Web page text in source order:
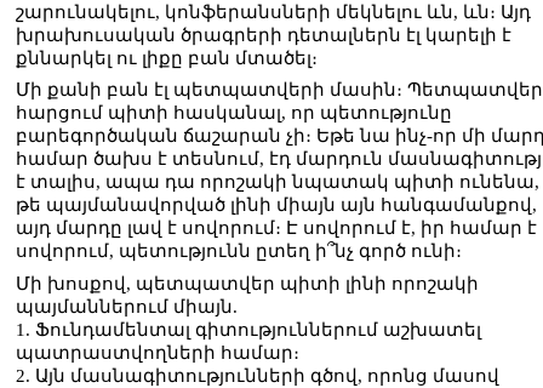
շարունակելու, կոնֆերանսների մեկնելու ևն, ևն։ Այդ
խրախուսական ծրագրերի դետալներն էլ կարելի է
քննարկել ու լիքը բան մտածել։
Մի քանի բան էլ պետպատվերի մասին։
հարցում պիտի հասկանալ, որ պետությունը
բարեգործական ճաշարան չի։ Եթե նա ինչ-որ մի
համար ծախս է տեսնում, էդ մարդուն
է տալիս, ապա դա որոշակի նպատակ պիտի ունենա,
թե պայմանավորված լինի միայն այն հանգամանքով,
այդ մարդը լավ է սովորում։ Է սովորում է, իր համար է
սովորում, պետությունն ըտեղ ի՞նչ գործ ունի։
Մի խոսքով, պետպատվեր պիտի լինի որոշակի
պայմաններում միայն.
1. Ֆունդամենտալ գիտություններում աշխատել
պատրաստվողների համար։
2. Այն մասնագիտությունների գծով, որոնց մասով